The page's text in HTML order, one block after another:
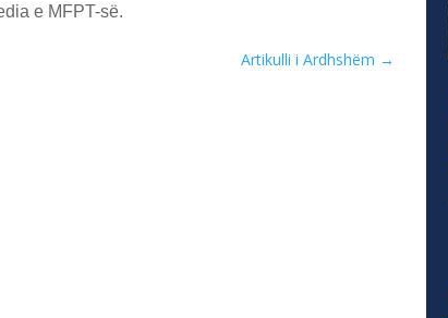
e MFPT-së.
Artikulli i Ardhshëm →